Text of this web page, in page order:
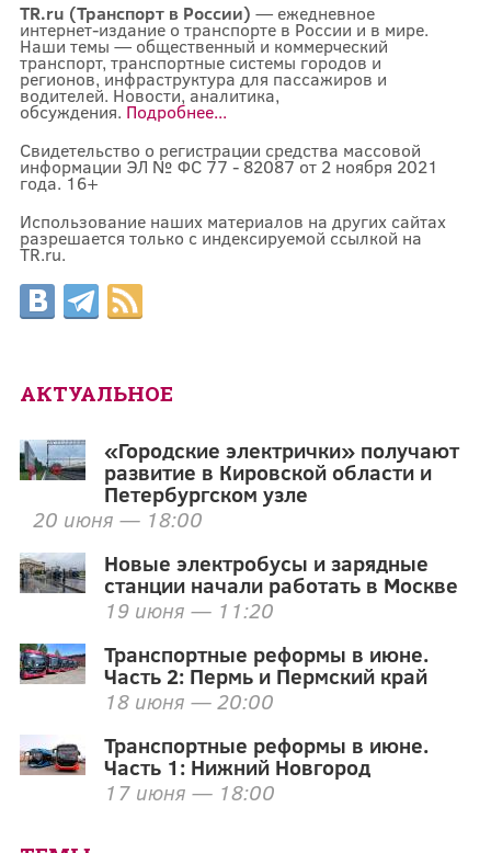
TR.ru (Транспорт в России) — ежедневное
интернет-издание о транспорте в России и в мире.
Наши темы — общественный и коммерческий
транспорт, транспортные системы городов и
регионов, инфраструктура для пассажиров и
водителей. Новости, аналитика,
обсуждения. Подробнее...
Свидетельство о регистрации средства массовой
информации ЭЛ № ФС 77 - 82087 от 2 ноября 2021
года. 16+
Использование наших материалов на других сайтах
разрешается только с индексируемой ссылкой на
TR.ru.
АКТУАЛЬНОЕ
«Городские электрички» получают
развитие в Кировской области и
Петербургском узле
20 июня — 18:00
Новые электробусы и зарядные
станции начали работать в Москве
19 июня — 11:20
Транспортные реформы в июне.
Часть 2: Пермь и Пермский край
18 июня — 20:00
Транспортные реформы в июне.
Часть 1: Нижний Новгород
17 июня — 18:00